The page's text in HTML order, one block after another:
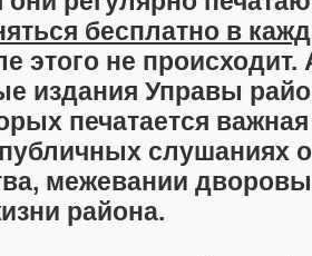
бесплатно в
этого не происходит.
издания Управы
печатается
слушаниях
межевании
района.